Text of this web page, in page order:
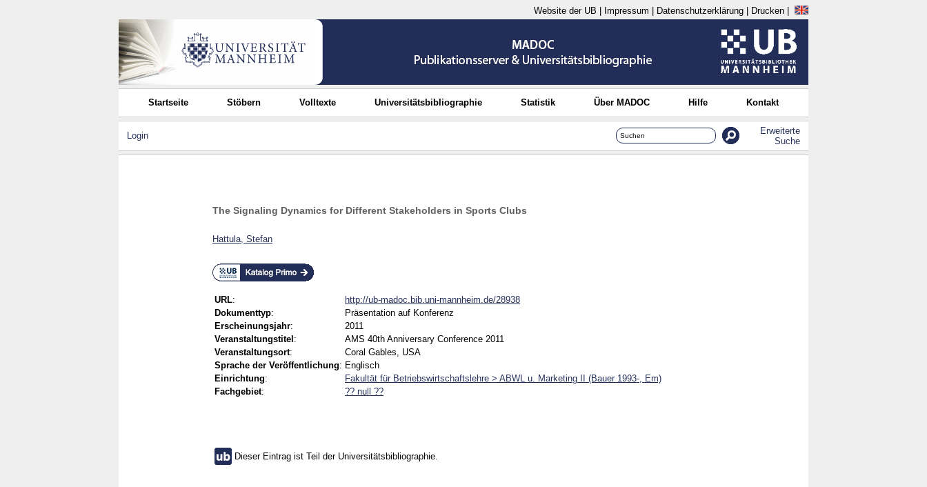
Website der UB Impressum Datenschutzerklärung Drucken
Startseite Stöbern Volltexte Universitätsbibliographie Statistik Über MADOC Hilfe Kontakt
Login
Erweiterte
Suche
The Signaling Dynamics for Different Stakeholders in Sports Clubs
Hattula, Stefan
URL:
http://ub-madoc.bib.uni-mannheim.de/28938
Dokumenttyp:
Präsentation auf Konferenz
Erscheinungsjahr:
2011
Veranstaltungstitel :
AMS 40th Anniversary Conference 2011
Veranstaltungsort:
Coral Gables, USA
Sprache der Veröffentlichung: Englisch
Einrichtung:
Fakultät für Betriebswirtschaftslehre > ABWL u. Marketing II (Bauer 1993-, Em)
Fachgebiet: ?? null ??
Dieser Eintrag ist Teil der Universitätsbibliographie.